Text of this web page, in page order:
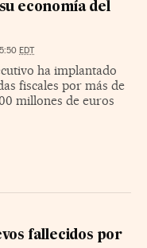
economía del
EDT
ha implantado
fiscales por más de
millones de euros
fallecidos por